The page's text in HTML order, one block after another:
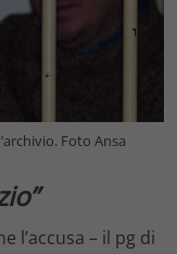
Foto Ansa
l’accusa – il pg di